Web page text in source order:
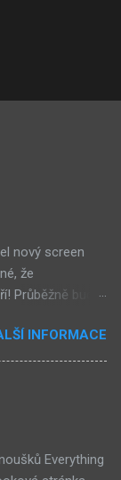
nový screen
že
Průběžně budu
8. Zvukové
se na stránce
) Screen, který
INFORMACE
Everything